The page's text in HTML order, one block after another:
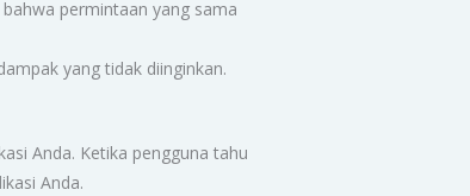
permintaan yang sama
yang tidak diinginkan.
Anda. Ketika pengguna tahu
Anda.